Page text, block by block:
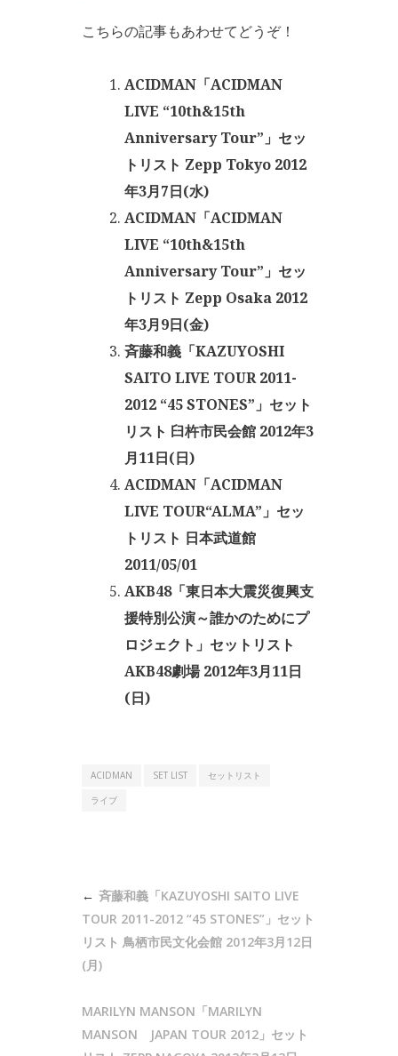
こちらの記事もあわせてどうぞ！
ACIDMAN「ACIDMAN
LIVE “10th&15th
Anniversary Tour”」セッ
トリスト Zepp Tokyo 2012
年3月7日(水)
ACIDMAN「ACIDMAN
LIVE “10th&15th
Anniversary Tour”」セッ
トリスト Zepp Osaka 2012
年3月9日(金)
斉藤和義「KAZUYOSHI
SAITO LIVE TOUR 2011-
2012 “45 STONES”」セット
リスト 臼杵市民会館 2012年3
月11日(日)
ACIDMAN「ACIDMAN
LIVE TOUR“ALMA”」セッ
トリスト 日本武道館
2011/05/01
AKB48「東日本大震災復興支
援特別公演～誰かのためにプ
ロジェクト」セットリスト
AKB48劇場 2012年3月11日
(日)
ACIDMAN SET LIST
セットリスト
ライブ
斉藤和義「KAZUYOSHI SAITO LIVE
TOUR 2011-2012 “45 STONES”」セット
リスト 鳥栖市民文化会館 2012年3月12日
(月)
MARILYN MANSON「MARILYN
MANSON JAPAN TOUR 2012」セット